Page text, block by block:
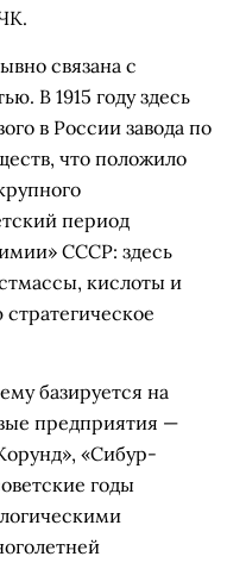
связана с
В 1915 году здесь
в России завода по
что положило
период
СССР: здесь
кислоты и
базируется на
предприятия —
«Сибур-
годы